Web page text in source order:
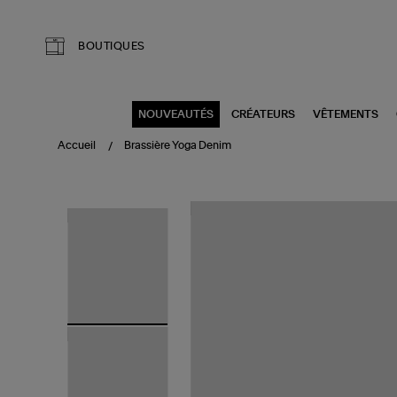
BOUTIQUES
NOUVEAUTÉS CRÉATEURS VÊTEMENTS
Accueil Brassière Yoga Denim